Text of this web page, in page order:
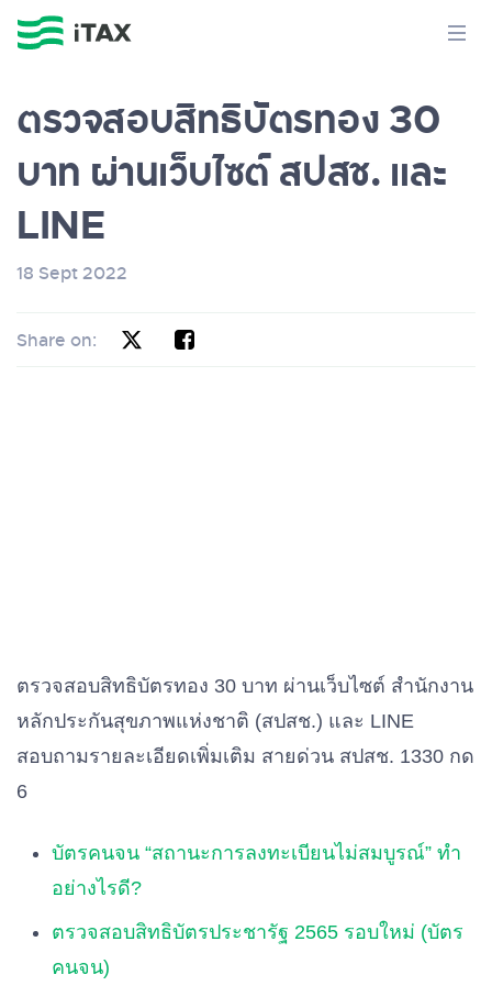
ตรวจสอบสิทธิบัตรทอง 30
บาท ผ่านเว็บไซต์ สปสช. และ
LINE
18 Sept 2022
Share on:
ตรวจสอบสิทธิบัตรทอง 30 บาท ผ่านเว็บไซต์ สำนักงาน
หลักประกันสุขภาพแห่งชาติ (สปสช.) และ LINE
สอบถามรายละเอียดเพิ่มเติม สายด่วน สปสช. 1330 กด
6
บัตรคนจน “สถานะการลงทะเบียนไม่สมบูรณ์” ทำ
อย่างไรดี?
ตรวจสอบสิทธิบัตรประชารัฐ 2565 รอบใหม่ (บัตร
คนจน)